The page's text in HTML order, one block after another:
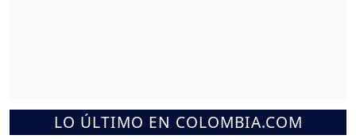
LO ÚLTIMO EN COLOMBIA.COM